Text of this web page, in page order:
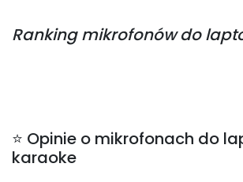
Rankingmikrofonów do
⭐ Opinie o mikrofonach do
karaoke